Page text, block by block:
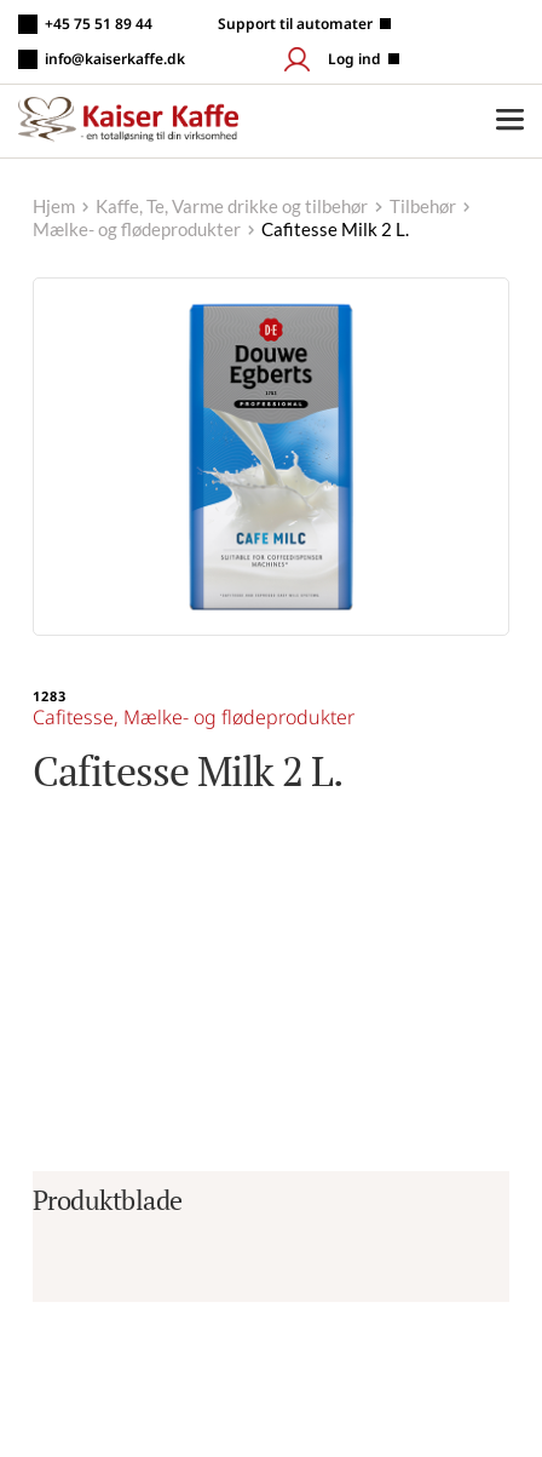
indhold
+45 75 51 89 44
info@kaiserkaffe.dk
Support til automater
Log ind
Hjem Kaffe, Te, Varme drikke og tilbehør
Tilbehør
Mælke- og flødeprodukter
Cafitesse Milk 2 L.
1283
Cafitesse, Mælke- og flødeprodukter
Cafitesse Milk 2 L.
Produktblade